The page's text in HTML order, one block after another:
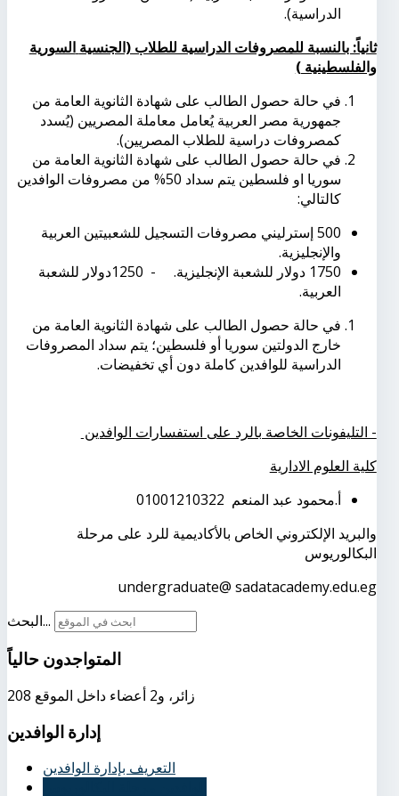
الدراسية).
ثانياً: بالنسبة للمصروفات الدراسية للطلاب (الجنسية السورية
والفلسطينية )
في حالة حصول الطالب على شهادة الثانوية العامة من
جمهورية مصر العربية يُعامل معاملة المصريين (يُسدد
كمصروفات دراسية للطلاب المصريين).
في حالة حصول الطالب على شهادة الثانوية العامة من
سوريا او فلسطين يتم سداد 50% من مصروفات الوافدين
كالتالي:
500 إسترليني مصروفات التسجيل للشعبيتين العربية
والإنجليزية.
1750 دولار للشعبة الإنجليزية
.
- 1250دولار للشعبة
العربية.
في حالة حصول الطالب على شهادة الثانوية العامة من
خارج الدولتين سوريا أو فلسطين؛ يتم سداد المصروفات
الدراسية للوافدين كاملة دون أي تخفيضات.
- التليفونات الخاصة بالرد على استفسارات الوافدين
كلية العلوم الادارية
أ.محمود عبد المنعم 01001210322
والبريد الإلكتروني الخاص بالأكاديمية للرد على مرحلة
البكالوريوس
undergraduate@ sadatacademy.edu.eg
البحث...
المتواجدون حالياً
208 زائر، و2 أعضاء داخل الموقع
إدارة الوافدين
التعريف بإدارة الوافدين